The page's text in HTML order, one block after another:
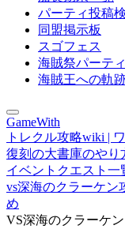
パーティ投稿
同盟掲示板
スゴフェス
海賊祭パーティ
海賊王への軌
GameWith
トレクル攻略wiki |
復刻の大書庫のやり
イベントクエスト一
vs深海のクラーケン
め
VS深海のクラーケ